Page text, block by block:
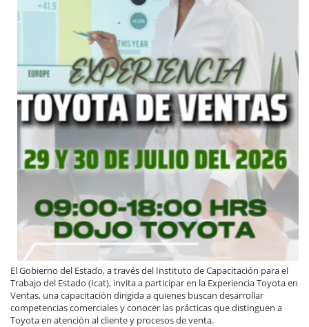
El Gobierno del Estado, a través del Instituto de Capacitación para el
Trabajo del Estado (Icat), invita a participar en la Experiencia Toyota en
Ventas, una capacitación dirigida a quienes buscan desarrollar
competencias comerciales y conocer las prácticas que distinguen a
Toyota en atención al cliente y procesos de venta.